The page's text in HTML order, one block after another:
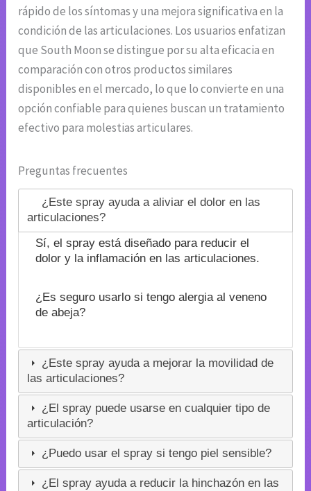
rápido de los síntomas y una mejora significativa en la
condición de las articulaciones. Los usuarios enfatizan
que South Moon se distingue por su alta eficacia en
comparación con otros productos similares
disponibles en el mercado, lo que lo convierte en una
opción confiable para quienes buscan un tratamiento
efectivo para molestias articulares.
Preguntas frecuentes
¿Este spray ayuda a aliviar el dolor en las
articulaciones?
Sí, el spray está diseñado para reducir el
dolor y la inflamación en las articulaciones.
¿Es seguro usarlo si tengo alergia al veneno
de abeja?
¿Este spray ayuda a mejorar la movilidad de
las articulaciones?
¿El spray puede usarse en cualquier tipo de
articulación?
¿Puedo usar el spray si tengo piel sensible?
¿El spray ayuda a reducir la hinchazón en las